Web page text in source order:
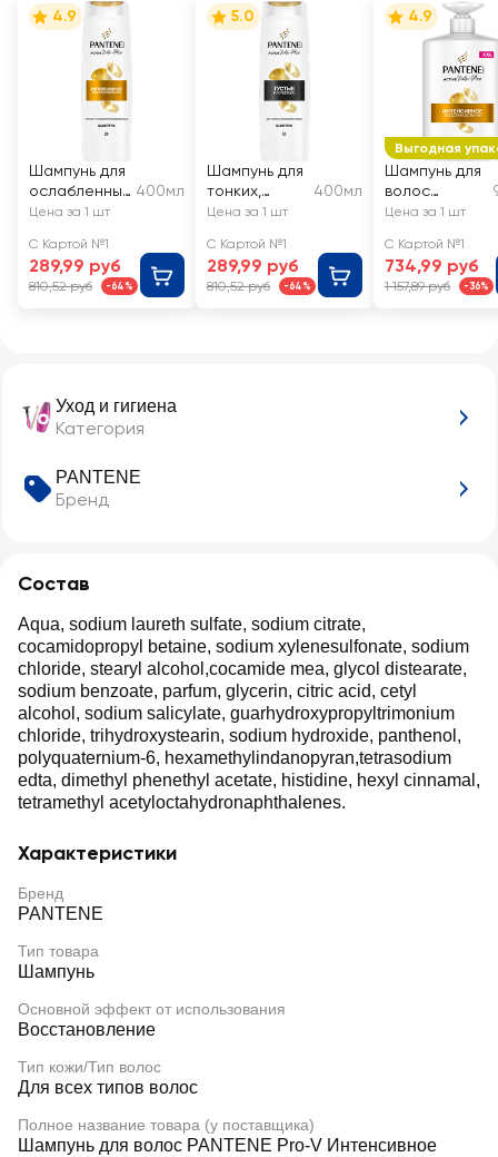
Уход и гигиена
Категория
PANTENE
Бренд
Состав
Aqua, sodium laureth sulfate, sodium citrate,
cocamidopropyl betaine, sodium xylenesulfonate, sodium
chloride, stearyl alcohol,cocamide mea, glycol distearate,
sodium benzoate, parfum, glycerin, citric acid, cetyl
alcohol, sodium salicylate, guarhydroxypropyltrimonium
chloride, trihydroxystearin, sodium hydroxide, panthenol,
polyquaternium-6, hexamethylindanopyran,tetrasodium
edta, dimethyl phenethyl acetate, histidine, hexyl cinnamal,
tetramethyl acetyloctahydronaphthalenes.
Характеристики
Бренд
PANTENE
Тип товара
Шампунь
Основной эффект от использования
Восстановление
Тип кожи/Тип волос
Для всех типов волос
Полное название товара (у поставщика)
Шампунь для волос PANTENE Pro-V Интенсивное
4.9
Шампунь для
ослабленных
волос
Интенсивное
восстановле
ние
400мл
Цена за 1 шт
С Картой №1
289,99 руб
810,52 руб -64%
5.0
Шампунь для
тонких,
ослабленных
PANTENE
Густые и
крепкие
400мл
Цена за 1 шт
С Картой №1
289,99 руб
810,52 руб -64%
Выгодная
4.9
Шампунь для
волос
PANTENE
восстановле
ние
Цена за 1 шт
С Картой №1
734,99 руб
1 157,89 руб -36%